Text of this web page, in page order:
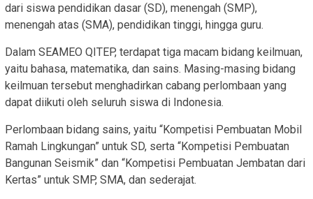
dari siswa pendidikan dasar (SD), menengah (SMP),
menengah atas (SMA), pendidikan tinggi, hingga guru.
Dalam SEAMEO QITEP, terdapat tiga macam bidang keilmuan,
yaitu bahasa, matematika, dan sains. Masing-masing bidang
keilmuan tersebut menghadirkan cabang perlombaan yang
dapat diikuti oleh seluruh siswa di Indonesia.
Perlombaan bidang sains, yaitu “Kompetisi Pembuatan Mobil
Ramah Lingkungan” untuk SD, serta “Kompetisi Pembuatan
Bangunan Seismik” dan “Kompetisi Pembuatan Jembatan dari
Kertas” untuk SMP, SMA, dan sederajat.